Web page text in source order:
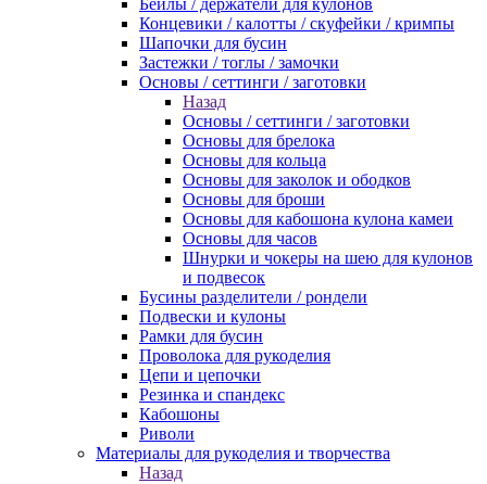
Бейлы / держатели для кулонов
Концевики / калотты / скуфейки / кримпы
Шапочки для бусин
Застежки / тоглы / замочки
Основы / сеттинги / заготовки
Назад
Основы / сеттинги / заготовки
Основы для брелока
Основы для кольца
Основы для заколок и ободков
Основы для броши
Основы для кабошона кулона камеи
Основы для часов
Шнурки и чокеры на шею для кулонов
и подвесок
Бусины разделители / рондели
Подвески и кулоны
Рамки для бусин
Проволока для рукоделия
Цепи и цепочки
Резинка и спандекс
Кабошоны
Риволи
Материалы для рукоделия и творчества
Назад